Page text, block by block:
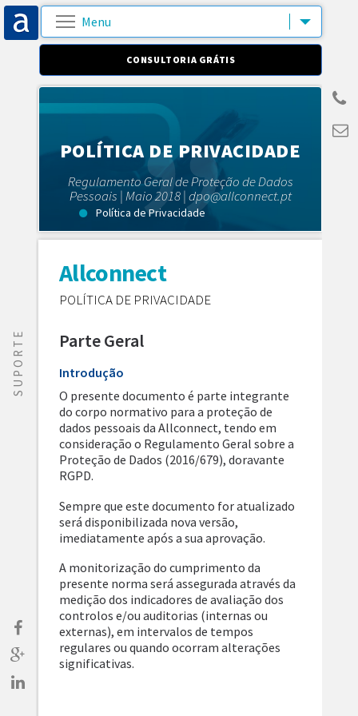
CONSULTORIA GRÁTIS
SUPORTE
POLÍTICA DE PRIVACIDADE
Regulamento Geral de Proteção de Dados
Pessoais | Maio 2018 | dpo@allconnect.pt
Política de Privacidade
Allconnect
POLÍTICA DE PRIVACIDADE
Parte Geral
Introdução
O presente documento é parte integrante
do corpo normativo para a proteção de
dados pessoais da Allconnect, tendo em
consideração o Regulamento Geral sobre a
Proteção de Dados (2016/679), doravante
RGPD.
Sempre que este documento for atualizado
será disponibilizada nova versão,
imediatamente após a sua aprovação.
A monitorização do cumprimento da
presente norma será assegurada através da
medição dos indicadores de avaliação dos
controlos e/ou auditorias (internas ou
externas), em intervalos de tempos
regulares ou quando ocorram alterações
significativas.